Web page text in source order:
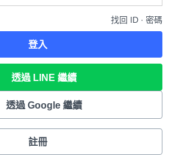
找回 ID ∙ 密碼
登入
透過 LINE 繼續
透過 Google 繼續
註冊